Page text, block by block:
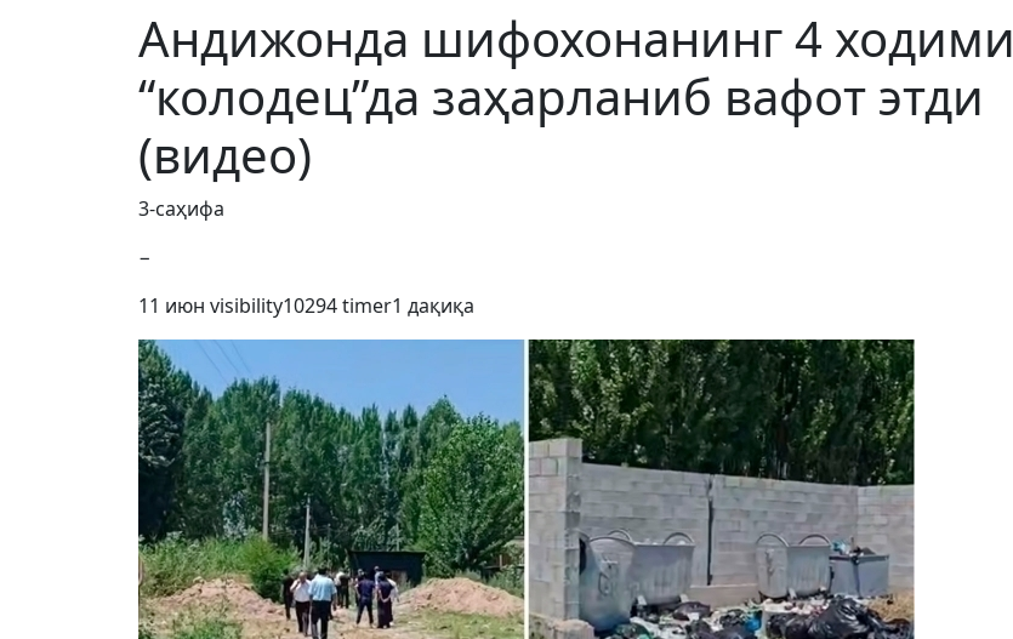
Андижонда шифохонанинг 4 ходими
“колодец”да заҳарланиб вафот этди
(видео)
3-саҳифа
−
11 июн visibility10294timer1 дақиқа